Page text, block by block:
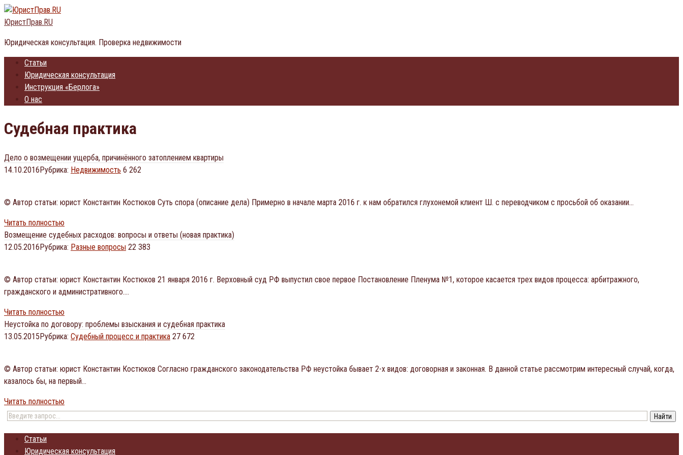
Перейти
к
ЮристПрав.RU
Юридическая консультация. Проверка недвижимости
Статьи
Юридическая консультация
Инструкция «Берлога»
О нас
Судебная практика
Дело о возмещении ущерба, причинённого затоплением квартиры
14.10.2016Рубрика: Недвижимость 6 262
© Автор статьи: юрист Константин Костюков Суть спора (описание дела) Примерно в начале марта 2016 г. к нам обратился глухонемой клиент Ш. с переводчиком с просьбой об оказании…
Читать полностью
Возмещение судебных расходов: вопросы и ответы (новая практика)
12.05.2016Рубрика: Разные вопросы 22 383
© Автор статьи: юрист Константин Костюков 21 января 2016 г. Верховный суд РФ выпустил свое первое Постановление Пленума №1, которое касается трех видов процесса: арбитражного,
гражданского и административного….
Читать полностью
Неустойка по договору: проблемы взыскания и судебная практика
13.05.2015Рубрика: Судебный процесс и практика 27 672
© Автор статьи: юрист Константин Костюков Согласно гражданского законодательства РФ неустойка бывает 2-х видов: договорная и законная. В данной статье рассмотрим интересный случай, когда,
казалось бы, на первый…
Читать полностью
Статьи
Юридическая консультация